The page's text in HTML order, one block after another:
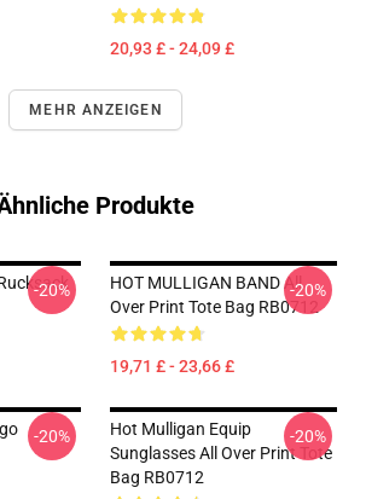
20,93 £ - 24,09 £
MEHR ANZEIGEN
Produkte
-20%
HOT MULLIGAN BAND All
Over Print Tote Bag RB0712
19,71 £ - 23,66 £
-20%
-20%
Hot Mulligan Equip
Sunglasses All Over Print Tote
Bag RB0712
-20%